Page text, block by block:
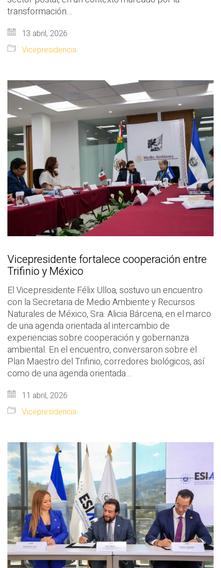
transformación…
13 abril, 2026
Vicepresidencia
Vicepresidente fortalece cooperación entre
Trifinio y México
El Vicepresidente Félix Ulloa, sostuvo un encuentro
con la Secretaria de Medio Ambiente y Recursos
Naturales de México, Sra. Alicia Bárcena, en el marco
de una agenda orientada al intercambio de
experiencias sobre cooperación y gobernanza
ambiental. En el encuentro, conversaron sobre el
Plan Maestro del Trifinio, corredores biológicos, así
como de una agenda orientada…
11 abril, 2026
Vicepresidencia